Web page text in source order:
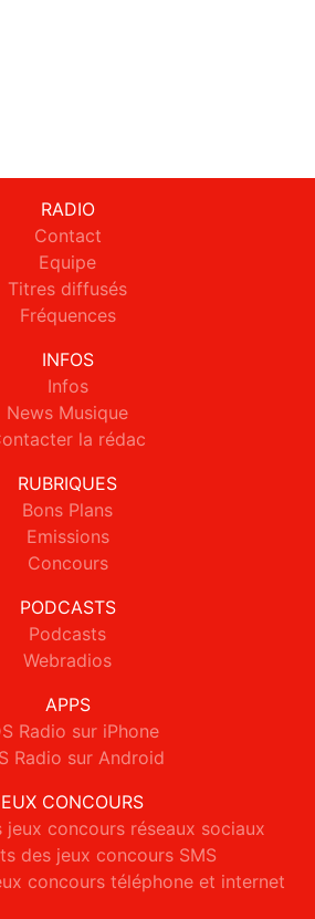
RADIO
Contact
Equipe
Titres diffusés
Fréquences
INFOS
Infos
News Musique
la rédac
RUBRIQUES
Bons Plans
Emissions
Concours
PODCASTS
Podcasts
Webradios
APPS
Radio sur iPhone
Radio sur Android
CONCOURS
jeux concours réseaux sociaux
des jeux concours SMS
concours téléphone et internet